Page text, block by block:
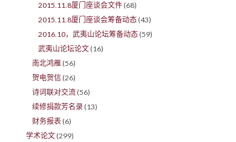
2015.11.8厦门座谈会文件 (68)
2015.11.8厦门座谈会筹备动态 (43)
2016.10，武夷山论坛筹备动态 (59)
武夷山论坛论文 (16)
南北鸿雁 (56)
贺电贺信 (26)
诗词联对交流 (56)
续修捐款芳名录 (13)
财务报表 (6)
学术论文 (299)